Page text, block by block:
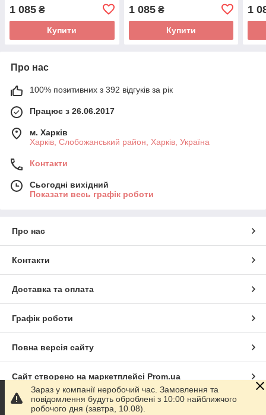
1 085 ₴
Купити
1 085₴
Купити
1
Про нас
100% позитивних з 392 відгуків за рік
Працює з 26.06.2017
м. Харків
Харків, Слобожанський район, Харків, Україна
Контакти
Сьогодні вихідний
Показати весь графік роботи
Про нас
Контакти
Доставка та оплата
Графік роботи
Повна версія сайту
Сайт створено на маркетплейсі Prom.ua
Політика конфіденційності
Зараз у компанії неробочий час. Замовлення та
повідомлення будуть оброблені з 10:00 найближчого
робочого дня (завтра, 10.08).